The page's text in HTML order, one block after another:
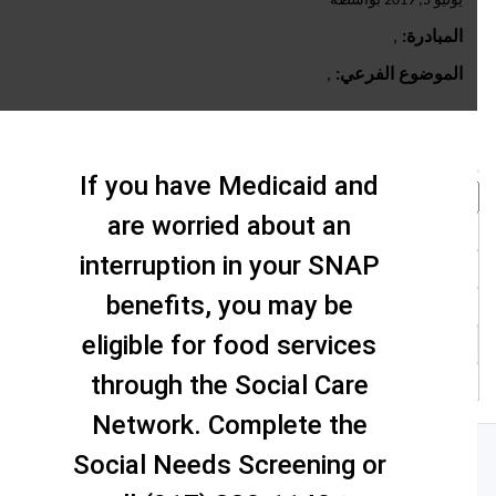
المبادرة: ,
الموضوع الفرعي:,
If you have Medicaid and
are worried about an
interruption in your SNAP
benefits, you may be
eligible for food services
through the Social Care
Network. Complete the
Social Needs Screening or